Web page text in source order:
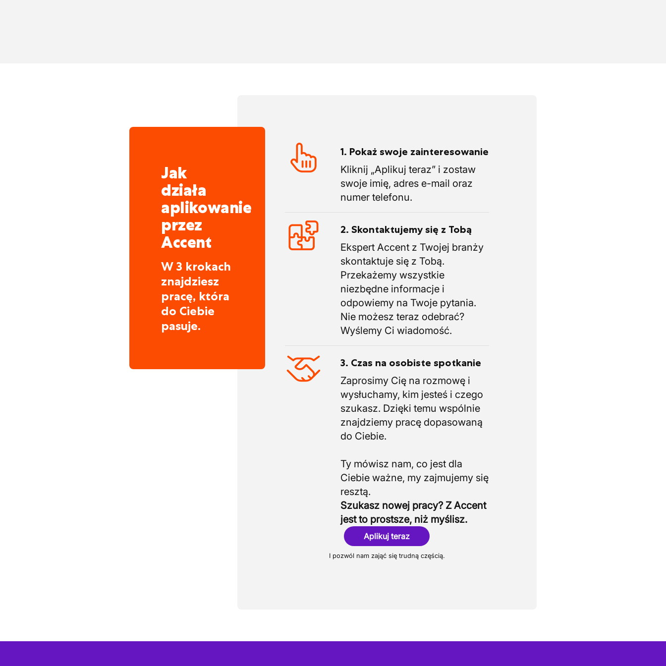
Jak
działa
aplikowanie
przez
Accent
W 3 krokach
znajdziesz
pracę, która
do Ciebie
pasuje.
1. Pokaż swoje zainteresowanie
Kliknij „Aplikuj teraz” i zostaw
swoje imię, adres e-mail oraz
numer telefonu.
2. Skontaktujemy się z Tobą
Ekspert Accent z Twojej branży
skontaktuje się z Tobą.
Przekażemy wszystkie
niezbędne informacje i
odpowiemy na Twoje pytania.
Nie możesz teraz odebrać?
Wyślemy Ci wiadomość.
3. Czas na osobiste spotkanie
Zaprosimy Cię na rozmowę i
wysłuchamy, kim jesteś i czego
szukasz. Dzięki temu wspólnie
znajdziemy pracę dopasowaną
do Ciebie.
Ty mówisz nam, co jest dla
Ciebie ważne, my zajmujemy się
Szukasz nowej pracy? Z Accent
jest to prostsze, niż myślisz.
Aplikuj teraz
I pozwól nam zająć się trudną częścią.